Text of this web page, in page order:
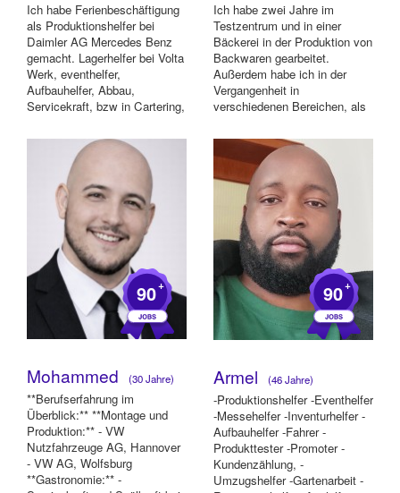
Ich habe Ferienbeschäftigung
als Produktionshelfer bei
Daimler AG Mercedes Benz
gemacht. Lagerhelfer bei Volta
Werk, eventhelfer,
Aufbauhelfer, Abbau,
Servicekraft, bzw in Cartering,
Ich habe zwei Jahre im
Testzentrum und in einer
Bäckerei in der Produktion von
Backwaren gearbeitet.
Außerdem habe ich in der
Vergangenheit in
verschiedenen Bereichen, als
90+
Mohammed (30 Jahre)
**Berufserfahrung im
Überblick:** **Montage und
Produktion:** - VW
Nutzfahrzeuge AG, Hannover
- VW AG, Wolfsburg
**Gastronomie:** -
90+
Armel (46 Jahre)
-Produktionshelfer -Eventhelfer
-Messehelfer -Inventurhelfer -
Aufbauhelfer -Fahrer -
Produkttester -Promoter -
Kundenzählung, -
Umzugshelfer -Gartenarbeit -